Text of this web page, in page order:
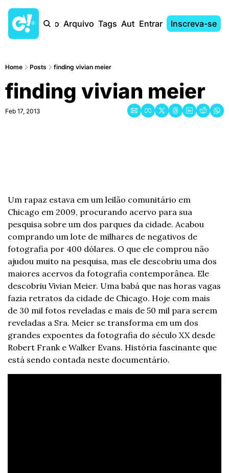
Início Arquivo Tags AutoresEntrar Inscreva-se
Home Posts finding vivian meier
finding vivian meier
Feb 17, 2013
Um rapaz estava em um leilão comunitário em
Chicago em 2009, procurando acervo para sua
pesquisa sobre um dos parques da cidade. Acabou
comprando um lote de milhares de negativos de
fotografia por 400 dólares. O que ele comprou não
ajudou muito na pesquisa, mas ele descobriu uma dos
maiores acervos da fotografia contemporânea. Ele
descobriu Vivian Meier. Uma babá que nas horas vagas
fazia retratos da cidade de Chicago. Hoje com mais
de 30 mil fotos reveladas e mais de 50 mil para serem
reveladas a Sra. Meier se transforma em um dos
grandes expoentes da fotografia do século XX desde
Robert Frank e Walker Evans. História fascinante que
está sendo contada neste documentário.